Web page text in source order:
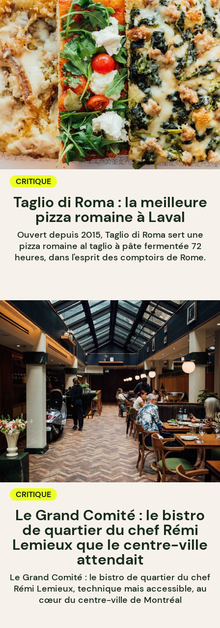
CRITIQUE
Taglio di Roma : la meilleure
pizza romaine à Laval
Ouvert depuis 2015, Taglio di Roma sert une
pizza romaine al taglio à pâte fermentée 72
heures, dans l'esprit des comptoirs de Rome.
CRITIQUE
Le Grand Comité : le bistro
de quartier du chef Rémi
Lemieux que le centre-ville
attendait
Le Grand Comité : le bistro de quartier du chef
Rémi Lemieux, technique mais accessible, au
cœur du centre-ville de Montréal